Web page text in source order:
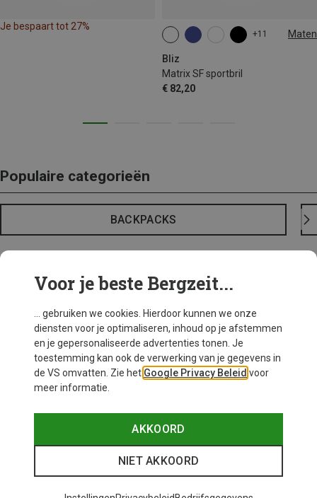
Je bespaart tot 27%
+11 Maten
Bliz
Matrix SF sportbril
€ 82,20
ONE SIZE
Populaire categorieën
BACKPACKS
Voor je beste Bergzeit...
... gebruiken we cookies. Hierdoor kunnen we onze
diensten voor je optimaliseren, inhoud op je afstemmen
en je gepersonaliseerde advertenties tonen. Je
toestemming kan ook de verwerking van je gegevens in
de VS omvatten. Zie het Google Privacy Beleid voor
meer informatie.
AKKOORD
NIET AKKOORD